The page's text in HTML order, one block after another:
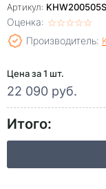
Артикул:
Оценка: ☆☆☆☆☆
★★★★★
Производитель:
Цена за 1 шт.
22 090 руб.
Итого: